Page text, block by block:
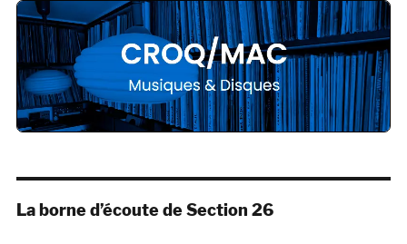
La borne d’écoute de Section 26